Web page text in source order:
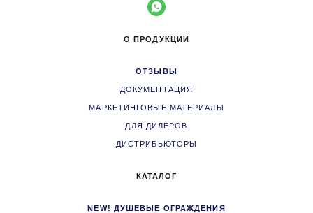
О ПРОДУКЦИИ
ОТЗЫВЫ
ДОКУМЕНТАЦИЯ
МАРКЕТИНГОВЫЕ МАТЕРИАЛЫ
ДЛЯ ДИЛЕРОВ
ДИСТРИБЬЮТОРЫ
КАТАЛОГ
NEW! ДУШЕВЫЕ ОГРАЖДЕНИЯ